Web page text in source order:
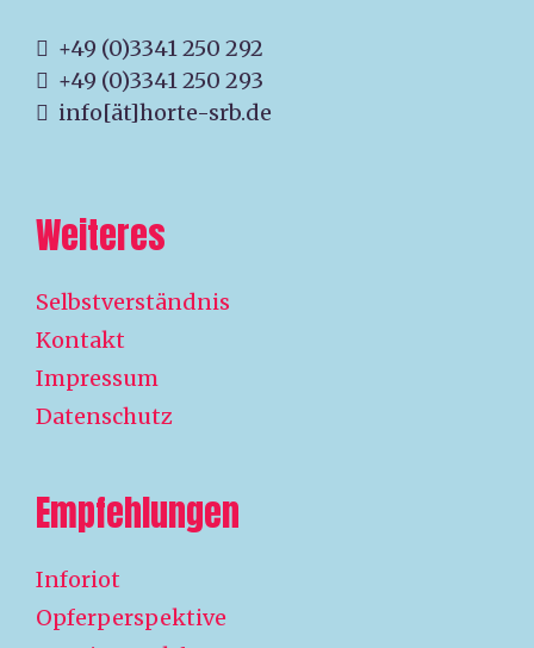
+49 (0)3341 250 292
+49 (0)3341 250 293
info[ät]horte-srb.de
Weiteres
Selbstverständnis
Kontakt
Impressum
Datenschutz
Empfehlungen
Inforiot
Opferperspektive